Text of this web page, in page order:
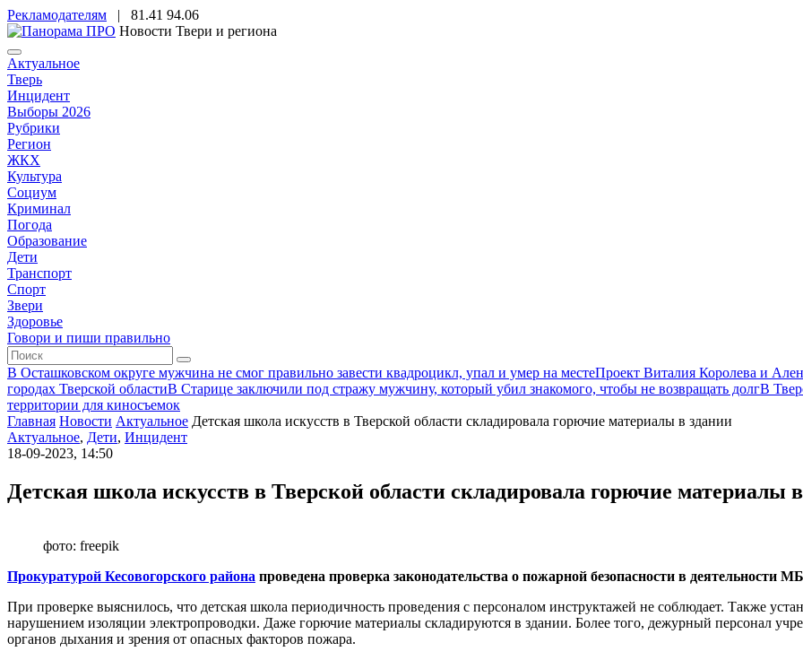
Рекламодателям | 81.41 94.06
Новости Твери и региона
Актуальное
Тверь
Инцидент
Выборы 2026
Рубрики
Регион
ЖКХ
Культура
Социум
Криминал
Погода
Образование
Дети
Транспорт
Спорт
Звери
Здоровье
Говори и пиши правильно
В Осташковском округе мужчина не смог правильно завести квадроцикл, упал и умер на местеПроект Виталия Королева и
городах Тверской областиВ Старице заключили под стражу мужчину, который убил знакомого, чтобы не возвращать долгВ
территории для киносъемок
Главная Новости Актуальное Детская школа искусств в Тверской области складировала горючие материалы в здании
Актуальное, Дети, Инцидент
18-09-2023, 14:50
Детская школа искусств в Тверской области складировала горючие материалы
фото: freepik
Прокуратурой Кесовогорского района проведена проверка законодательства о пожарной безопасности в деятельности
При проверке выяснилось, что детская школа периодичность проведения с персоналом инструктажей не соблюдает. Также
нарушением изоляции электропроводки. Даже горючие материалы складируются в здании. Более того, дежурный персонал
органов дыхания и зрения от опасных факторов пожара.